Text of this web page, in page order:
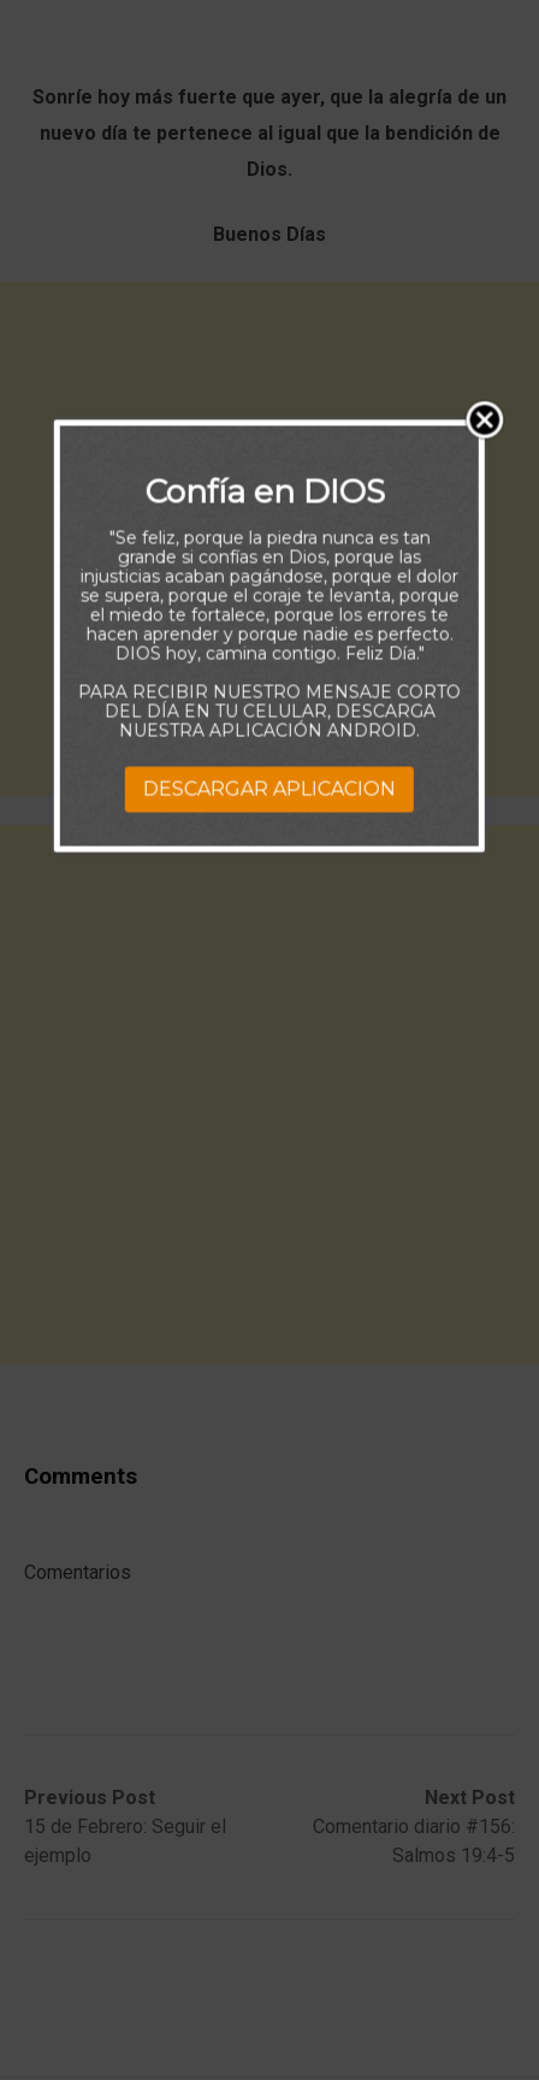
Sonríe hoy más fuerte que ayer, que la alegría de un
nuevo día te pertenece al igual que la bendición de
Dios.
Buenos Días
Comments
Comentarios
Post
navigation
Previous Post
Previous
post:15 de Febrero: Seguir el
ejemplo
Next Post
Next
post:
Comentario diario #156:
Salmos 19:4-5
Confía en DIOS
"Se feliz, porque la piedra nunca es tan
grande si confías en Dios, porque las
injusticias acaban pagándose, porque el dolor
se supera, porque el coraje te levanta, porque
el miedo te fortalece, porque los errores te
hacen aprender y porque nadie es perfecto.
DIOS hoy, camina contigo. Feliz Día."
PARA RECIBIR NUESTRO MENSAJE CORTO
DEL DÍA EN TU CELULAR, DESCARGA
NUESTRA APLICACIÓN ANDROID.
DESCARGAR APLICACION